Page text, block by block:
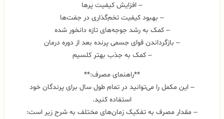
– افزایش کیفیت پرها
– بهبود کیفیت تخم‌گذاری در جفت‌ها
– کمک به رشد جوجه‌های تازه دانخور شده
– بازگرداندن قوای جسمی پرنده بعد از دوره درمان
– کمک به جذب بهتر کلسیم
**راهنمای مصرف:**
– این مکمل را می‌توانید در تمام طول سال برای پرندگان خود
استفاده کنید.
– مقدار مصرف به تفکیک زمان‌های مختلف به شرح زیر است: